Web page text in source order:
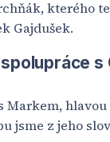
kterého
Gajdušek.
s
Markem,
jsme z jeho